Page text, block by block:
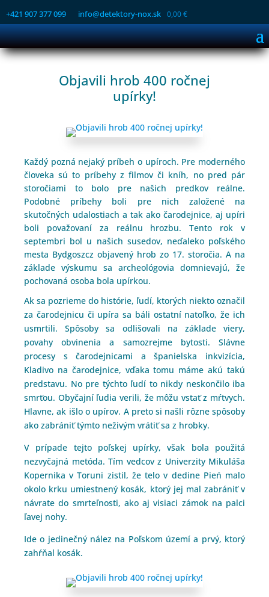
+421 907 377 099 info@detektory-nox.sk 0,00€
Objavili hrob 400 ročnej
upírky!
Každý pozná nejaký príbeh o upíroch. Pre moderného
človeka sú to príbehy z filmov či kníh, no pred pár
storočiami to bolo pre našich predkov reálne.
Podobné príbehy boli pre nich založené na
skutočných udalostiach a tak ako čarodejnice, aj upíri
boli považovaní za reálnu hrozbu. Tento rok v
septembri bol u našich susedov, neďaleko poľského
mesta Bydgoszcz objavený hrob zo 17. storočia. A na
základe výskumu sa archeológovia domnievajú, že
pochovaná osoba bola upírkou.
Ak sa pozrieme do histórie, ľudí, ktorých niekto označil
za čarodejnicu či upíra sa báli ostatní natoľko, že ich
usmrtili. Spôsoby sa odlišovali na základe viery,
povahy obvinenia a samozrejme bytosti. Slávne
procesy s čarodejnicami a španielska inkvizícia,
Kladivo na čarodejnice, vďaka tomu máme akú takú
predstavu. No pre týchto ľudí to nikdy neskončilo iba
smrťou. Obyčajní ľudia verili, že môžu vstať z mŕtvych.
Hlavne, ak išlo o upírov. A preto si našli rôzne spôsoby
ako zabrániť týmto neživým vrátiť sa z hrobky.
V prípade tejto poľskej upírky, však bola použitá
nezvyčajná metóda. Tím vedcov z Univerzity Mikuláša
Kopernika v Toruni zistil, že telo v dedine Pień malo
okolo krku umiestnený kosák, ktorý jej mal zabrániť v
návrate do smrteľnosti, ako aj visiaci zámok na palci
ľavej nohy.
Ide o jedinečný nález na Poľskom území a prvý, ktorý
zahŕňal kosák.